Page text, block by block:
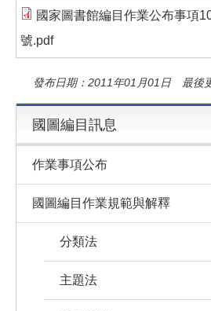
國家圖書館編目作業公布事項
號.pdf
發布日期：2011年01月01日 最後
國圖編目訊息
作業事項公布
國圖編目作業規範與解釋
分類法
主題法